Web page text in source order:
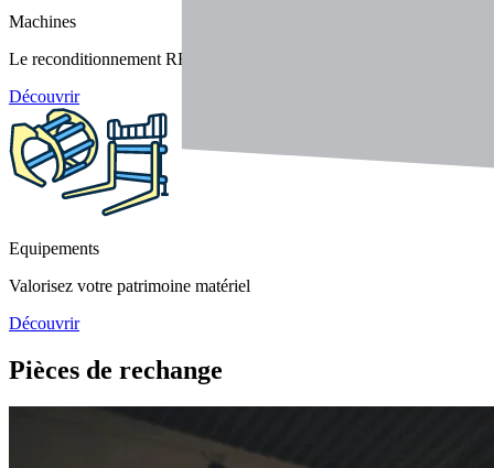
Machines
Le reconditionnement REBUILT
Découvrir
Equipements
Valorisez votre patrimoine matériel
Découvrir
Pièces de rechange